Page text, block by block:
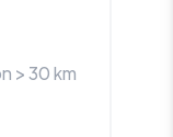
>30km